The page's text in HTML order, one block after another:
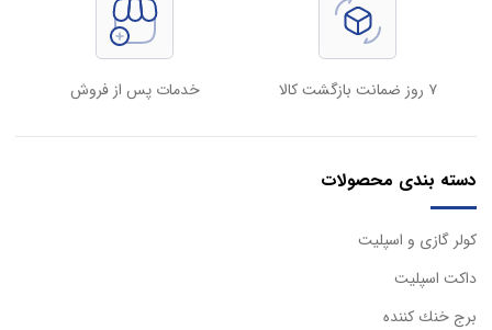
۷ روز ضمانت بازگشت کالا خدمات پس از فروش
دسته بندی محصولات
كولر گازی و اسپليت
داكت اسپليت
برج خنك كننده